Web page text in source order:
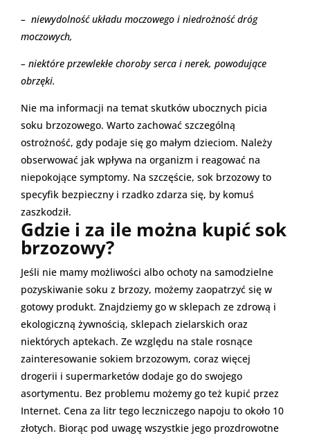
– niewydolność układu moczowego i niedrożność dróg
moczowych,
– niektóre przewlekłe choroby serca i nerek, powodujące
obrzęki.
Nie ma informacji na temat skutków ubocznych picia
soku brzozowego. Warto zachować szczególną
ostrożność, gdy podaje się go małym dzieciom. Należy
obserwować jak wpływa na organizm i reagować na
niepokojące symptomy. Na szczęście, sok brzozowy to
specyfik bezpieczny i rzadko zdarza się, by komuś
zaszkodził.
Gdzie i za ile można kupić sok
brzozowy?
Jeśli nie mamy możliwości albo ochoty na samodzielne
pozyskiwanie soku z brzozy, możemy zaopatrzyć się w
gotowy produkt. Znajdziemy go w sklepach ze zdrową i
ekologiczną żywnością, sklepach zielarskich oraz
niektórych aptekach. Ze względu na stale rosnące
zainteresowanie sokiem brzozowym, coraz więcej
drogerii i supermarketów dodaje go do swojego
asortymentu. Bez problemu możemy go też kupić przez
Internet. Cena za litr tego leczniczego napoju to około 10
złotych. Biorąc pod uwagę wszystkie jego prozdrowotne